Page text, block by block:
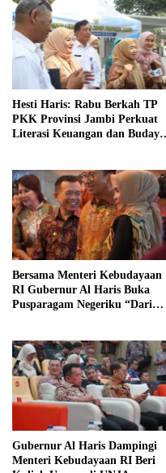
Hesti Haris: Rabu Berkah TP
PKK Provinsi Jambi Perkuat
Literasi Keuangan dan Budaya
Bersama Menteri Kebudayaan
RI Gubernur Al Haris Buka
Pusparagam Negeriku “Dari
Gubernur Al Haris Dampingi
Menteri Kebudayaan RI Beri